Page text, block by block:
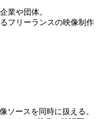
業や団体。
フリーランスの映像制作
ソースを同時に扱える。